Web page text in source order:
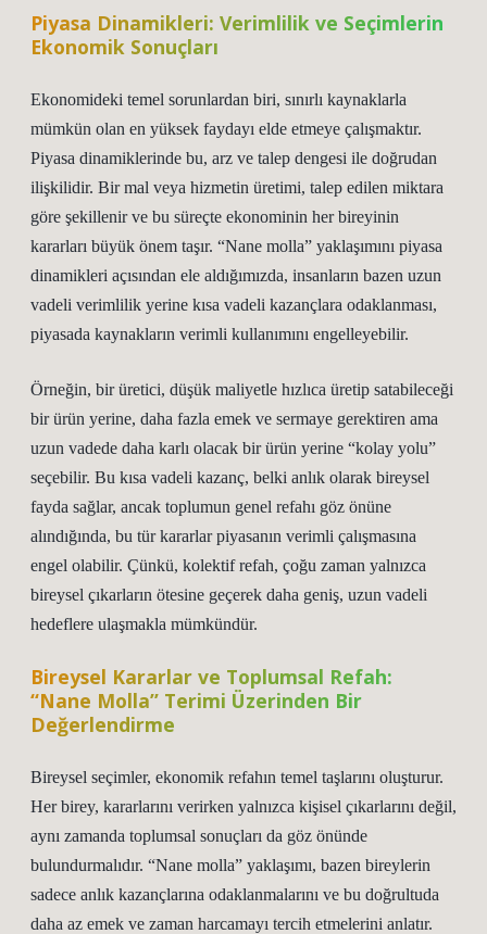
Piyasa Dinamikleri: Verimlilik ve Seçimlerin
Ekonomik Sonuçları
Ekonomideki temel sorunlardan biri, sınırlı kaynaklarla
mümkün olan en yüksek faydayı elde etmeye çalışmaktır.
Piyasa dinamiklerinde bu, arz ve talep dengesi ile doğrudan
ilişkilidir. Bir mal veya hizmetin üretimi, talep edilen miktara
göre şekillenir ve bu süreçte ekonominin her bireyinin
kararları büyük önem taşır. “Nane molla” yaklaşımını piyasa
dinamikleri açısından ele aldığımızda, insanların bazen uzun
vadeli verimlilik yerine kısa vadeli kazançlara odaklanması,
piyasada kaynakların verimli kullanımını engelleyebilir.
Örneğin, bir üretici, düşük maliyetle hızlıca üretip satabileceği
bir ürün yerine, daha fazla emek ve sermaye gerektiren ama
uzun vadede daha karlı olacak bir ürün yerine “kolay yolu”
seçebilir. Bu kısa vadeli kazanç, belki anlık olarak bireysel
fayda sağlar, ancak toplumun genel refahı göz önüne
alındığında, bu tür kararlar piyasanın verimli çalışmasına
engel olabilir. Çünkü, kolektif refah, çoğu zaman yalnızca
bireysel çıkarların ötesine geçerek daha geniş, uzun vadeli
hedeflere ulaşmakla mümkündür.
Bireysel Kararlar ve Toplumsal Refah:
“Nane Molla” Terimi Üzerinden Bir
Değerlendirme
Bireysel seçimler, ekonomik refahın temel taşlarını oluşturur.
Her birey, kararlarını verirken yalnızca kişisel çıkarlarını değil,
aynı zamanda toplumsal sonuçları da göz önünde
bulundurmalıdır. “Nane molla” yaklaşımı, bazen bireylerin
sadece anlık kazançlarına odaklanmalarını ve bu doğrultuda
daha az emek ve zaman harcamayı tercih etmelerini anlatır.